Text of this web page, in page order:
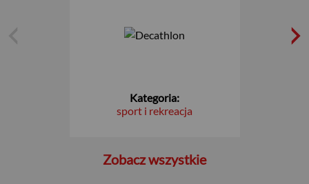
Kategoria:
sport i rekreacja
Zobacz wszystkie